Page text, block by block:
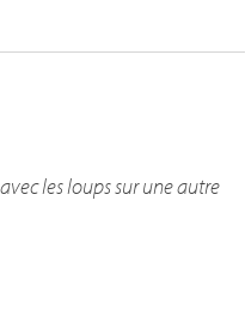
les loups sur une autre